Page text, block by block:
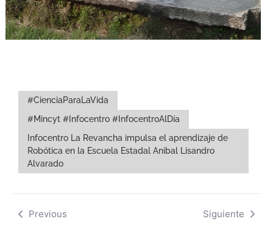
#CienciaParaLaVida
#Mincyt #Infocentro #InfocentroAlDía
Infocentro La Revancha impulsa el aprendizaje de
Robótica en la Escuela Estadal Anibal Lisandro
Alvarado
Previous Siguiente